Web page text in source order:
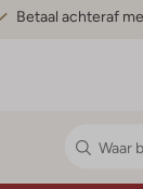
Betaal achteraf